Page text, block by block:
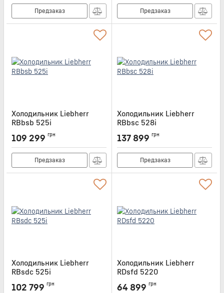
Предзаказ Предзаказ
Холодильник Liebherr
RBbsb 525i
RBBSB525I
109 299 грн
Предзаказ
Холодильник Liebherr
RBbsc 528i
RBBSC528I
137 899 грн
Предзаказ
Холодильник Liebherr
RBsdc 525i
RBSDC525I
102 799 грн
Холодильник Liebherr
RDsfd 5220
RDSFD5220
64 899 грн